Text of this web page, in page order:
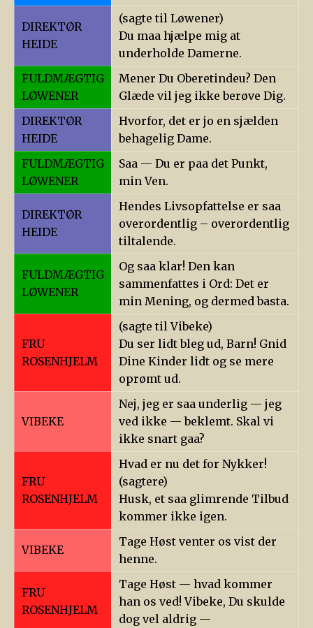
DIREKTØR
HEIDE
(sagte til Løwener)
Du maa hjælpe mig at
underholde Damerne.
FULDMÆGTIG
LØWENER
Mener Du Oberetindeu? Den
Glæde vil jeg ikke berøve Dig.
DIREKTØR
HEIDE
Hvorfor, det er jo en sjælden
behagelig Dame.
FULDMÆGTIG
LØWENER
Saa — Du er paa det Punkt,
min Ven.
DIREKTØR
HEIDE
Hendes Livsopfattelse er saa
overordentlig – overordentlig
tiltalende.
FULDMÆGTIG
LØWENER
Og saa klar! Den kan
sammenfattes i Ord: Det er
min Mening, og dermed basta.
FRU
ROSENHJELM
(sagte til Vibeke)
Du ser lidt bleg ud, Barn! Gnid
Dine Kinder lidt og se mere
oprømt ud.
VIBEKE
Nej, jeg er saa underlig — jeg
ved ikke — beklemt. Skal vi
ikke snart gaa?
FRU
ROSENHJELM
Hvad er nu det for Nykker!
(sagtere)
Husk, et saa glimrende Tilbud
kommer ikke igen.
VIBEKE
Tage Høst venter os vist der
henne.
FRU
ROSENHJELM
Tage Høst — hvad kommer
han os ved! Vibeke, Du skulde
dog vel aldrig —